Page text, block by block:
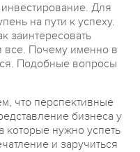
Для
на пути к успеху.
заинтересовать
все. Почему именно в
Подобные вопросы
что перспективные
бизнеса у
которые нужно успеть
и заручиться